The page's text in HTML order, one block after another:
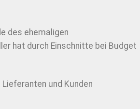
des ehemaligen
hat durch Einschnitte bei Budget
und Kunden